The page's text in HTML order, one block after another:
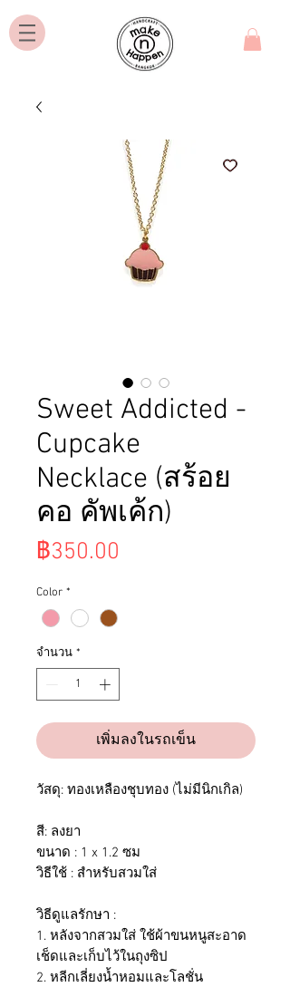
Sweet Addicted -
Cupcake
Necklace (สร้อย
คอ คัพเค้ก)
฿350.00
Color *
จำนวน *
เพิ่มลงในรถเข็น
วัสดุ: ทองเหลืองชุบทอง (ไม่มีนิกเกิล)
สี: ลงยา
ขนาด : 1 x 1.2 ซม
วิธีใช้ : สำหรับสวมใส่
วิธีดูแลรักษา :
1. หลังจากสวมใส่ ใช้ผ้าขนหนูสะอาด
เช็ดและเก็บไว้ในถุงซิป
2. หลีกเลี่ยงน้ำหอมและโลชั่น